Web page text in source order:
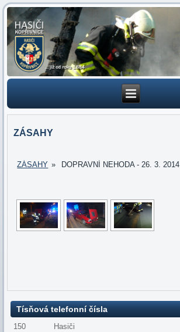
ZÁSAHY
ZÁSAHY » DOPRAVNÍ NEHODA - 26. 3. 2014
Tísňová telefonní čísla
150
Hasiči